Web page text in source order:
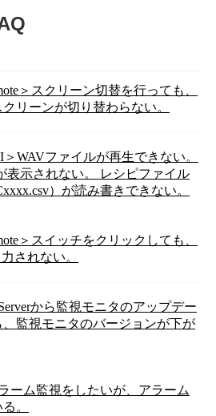
＞スクリーン切替を行っても、
リーンが切り替わらない。
WAVファイルが再生できない。
表示されない。 レシピファイル
）が読み書きできない。
＞スイッチをクリックしても、
されない。
から監視モニタのアップデー
、監視モニタのバージョンが下が
ーム監視をしたいが、アラーム
。